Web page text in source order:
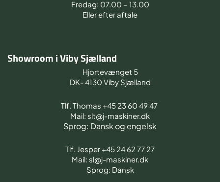
Fredag: 07.00 – 13.00
Eller efter aftale
Showroom i Viby Sjælland
Hjortevænget 5
DK- 4130 Viby Sjælland
Tlf. Thomas +45 23 60 49 47
Mail: slt@j-maskiner.dk
Sprog: Dansk og engelsk
Tlf. Jesper +45 24 62 77 27
Mail: sl@j-maskiner.dk
Sprog: Dansk